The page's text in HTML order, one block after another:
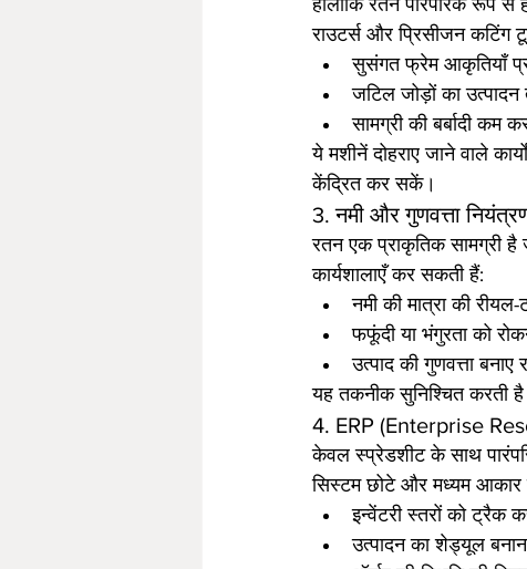
हालाँकि रतन पारंपरिक रूप
राउटर्स और प्रिसीजन कटिंग
सुसंगत फ्रेम आकृतियाँ
जटिल जोड़ों का
सामग्री की बर्बादी कम
ये मशीनें दोहराए जाने वाले
केंद्रित कर सकें।
3. नमी और गुणवत्ता
रतन एक प्राकृतिक सामग्री है
कार्यशालाएँ कर सकती हैं:
नमी की मात्रा की रीयल-
फफूंदी या भंगुरता को
उत्पाद की गुणवत्ता बनाए
यह तकनीक सुनिश्चित करती है
4. ERP (Enterprise
केवल स्प्रेडशीट के साथ
सिस्टम छोटे और मध्यम आकार
इन्वेंटरी स्तरों को ट्रैक
उत्पादन का शेड्यूल